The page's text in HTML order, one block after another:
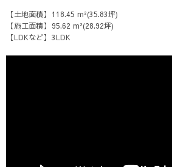
土地面積
118.45 m²(35.83坪)
施工面積
95.62 m²(28.92坪)
LDKなど
3LDK